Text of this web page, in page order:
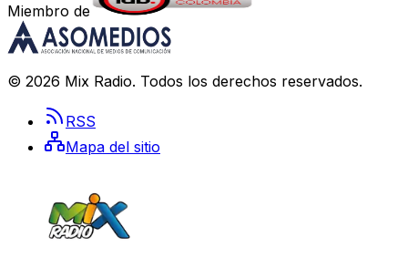
Miembro de
© 2026 Mix Radio. Todos los derechos reservados.
RSS
Mapa del sitio